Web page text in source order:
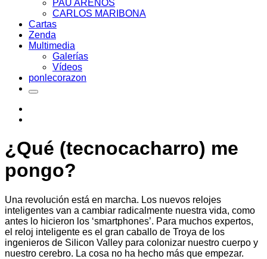
PAU ARENÓS
CARLOS MARIBONA
Cartas
Zenda
Multimedia
Galerías
Vídeos
ponlecorazon
¿Qué (tecnocacharro) me
pongo?
Una revolución está en marcha. Los nuevos relojes
inteligentes van a cambiar radicalmente nuestra vida, como
antes lo hicieron los ‘smartphones’. Para muchos expertos,
el reloj inteligente es el gran caballo de Troya de los
ingenieros de Silicon Valley para colonizar nuestro cuerpo y
nuestro cerebro. La cosa no ha hecho más que empezar.